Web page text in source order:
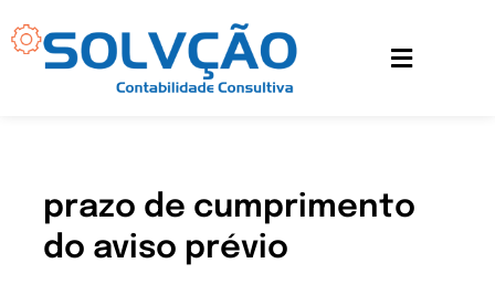
para
prazo de cumprimento
do aviso prévio